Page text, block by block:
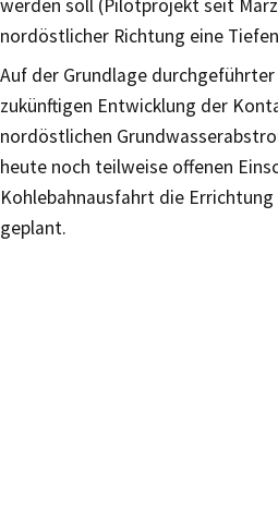
werden soll (Pilotprojekt seit
nordöstlicher Richtung eine
Auf der Grundlage
zukünftigen Entwicklung der
nordöstlichen
heute noch teilweise offenen
Kohlebahnausfahrt die
geplant.